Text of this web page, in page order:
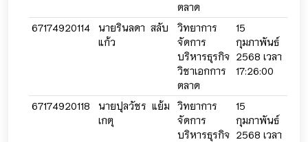
ตลาด
67174920114
นายรินลดา สลับ
แก้ว
วิทยาการ
จัดการ
บริหารธุรกิจ
วิชาเอกการ
ตลาด
15
กุมภาพันธ์
2568 เวลา
17:26:00
67174920118
นายปุลวัชร แย้ม
เกตุ
วิทยาการ
จัดการ
บริหารธุรกิจ
15
กุมภาพันธ์
2568 เวลา